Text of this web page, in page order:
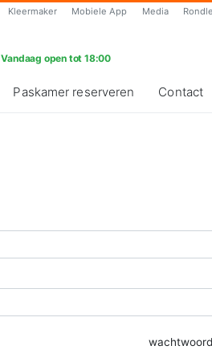
Kleermaker Mobiele App Media
Vandaag open tot 18:00
Paskamer reserveren Contact